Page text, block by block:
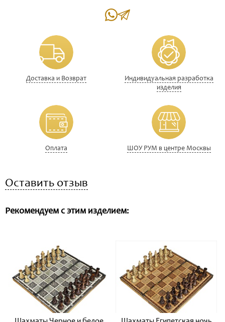
Доставка и Возврат
Индивидуальная разработка
изделия
Оплата ШОУ РУМ в центре Москвы
Оставить отзыв
Рекомендуем с этим изделием: